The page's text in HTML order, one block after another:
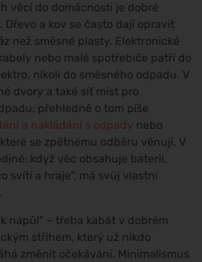
věcí do domácnosti je dobré
Dřevo a kov se často dají opravit
než směsné plasty. Elektronické
nebo malé spotřebiče patří do
nikoli do směsného odpadu. V
dvory a také síť míst pro
přehledně o tom píše
a nakládání s odpady nebo
se zpětnému odběru věnují. V
když věc obsahuje baterii,
svítí a hraje", má svůj vlastní
napůl" – třeba kabát v dobrém
střihem, který už nikdo
změnit očekávání. Minimalismus